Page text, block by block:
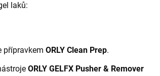
laků:
přípravkem ORLY Clean Prep.
ORLY GELFX Pusher & Remover